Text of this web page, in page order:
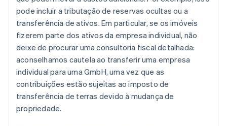
pode incluir a tributação de reservas ocultas ou a
transferência de ativos. Em particular, se os imóveis
fizerem parte dos ativos da empresa individual, não
deixe de procurar uma consultoria fiscal detalhada:
aconselhamos cautela ao transferir uma empresa
individual para uma GmbH, uma vez que as
contribuições estão sujeitas ao imposto de
transferência de terras devido à mudança de
propriedade.